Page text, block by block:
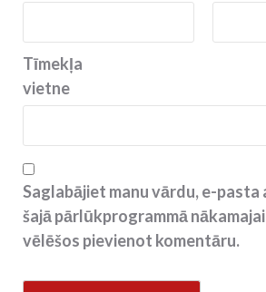
Tīmekļa
vietne
Saglabājiet manu vārdu, e-pasta
šajā pārlūkprogrammā
vēlēšos pievienot komentāru.